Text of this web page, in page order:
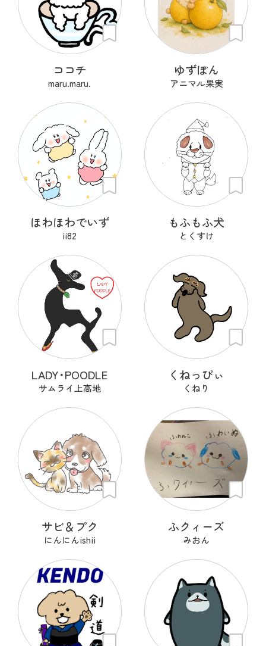
ココチ
maru.maru.
ゆずぽん
アニマル果実
ほわほわでいず
ii82
もふもふ犬
とくすけ
LADY･POODLE
サムライ上高地
くねっぴぃ
くねり
サビ＆プク
にんにんishii
ふクィーズ
みおん